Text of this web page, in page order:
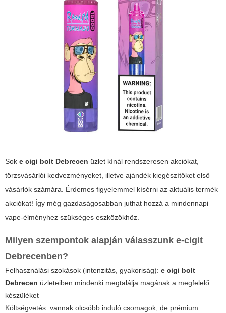
Sok e cigi bolt Debrecen üzlet kínál rendszeresen akciókat,
törzsvásárlói kedvezményeket, illetve ajándék kiegészítőket első
vásárlók számára. Érdemes figyelemmel kísérni az aktuális termék
akciókat! Így még gazdaságosabban juthat hozzá a mindennapi
vape-élményhez szükséges eszközökhöz.
Milyen szempontok alapján válasszunk e-cigit
Debrecenben?
Felhasználási szokások (intenzitás, gyakoriság): e cigi bolt
Debrecen üzleteiben mindenki megtalálja magának a megfelelő
készüléket
Költségvetés: vannak olcsóbb induló csomagok, de prémium